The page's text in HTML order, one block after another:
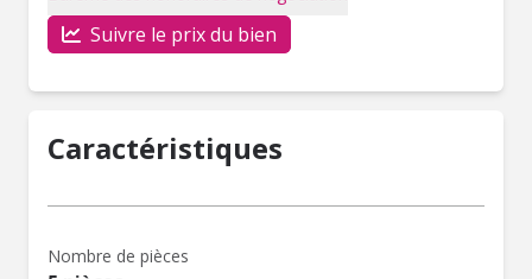
Suivre le prix du bien
Caractéristiques
Nombre de pièces